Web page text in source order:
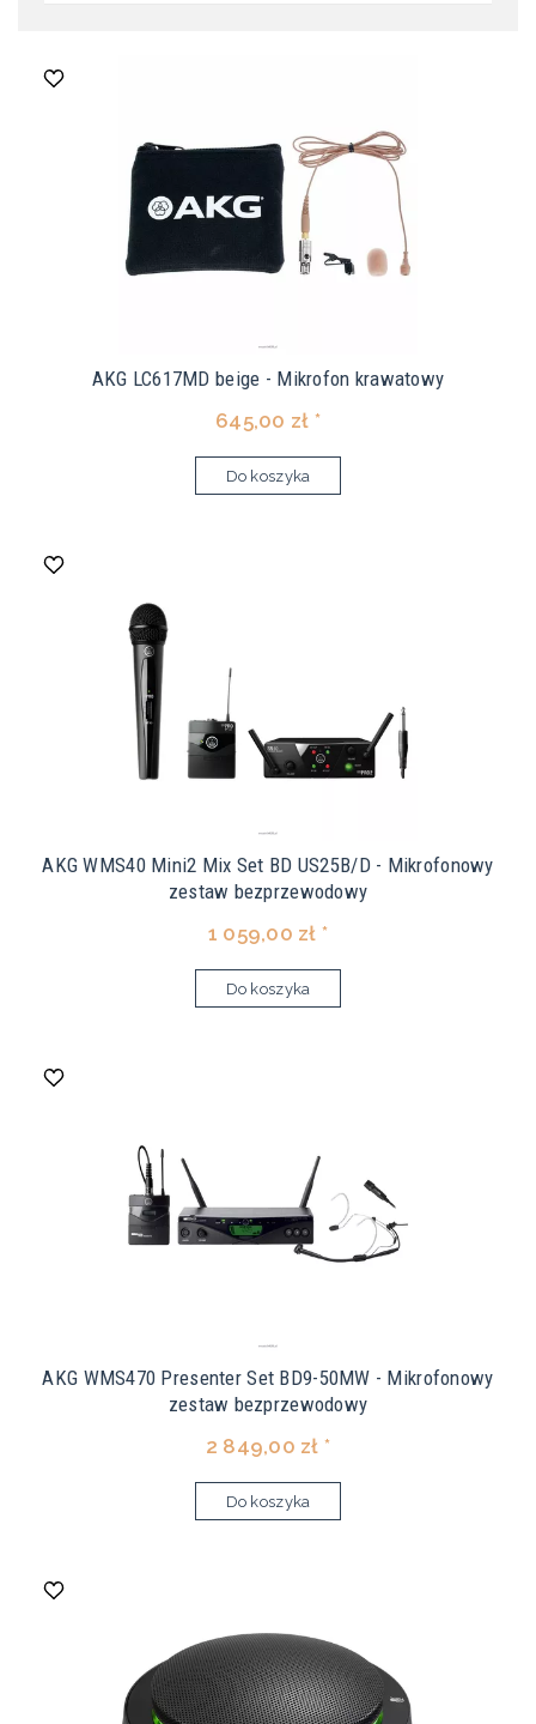
AKG LC617MD beige - Mikrofon krawatowy
645,00 zł *
Do koszyka
AKG WMS40 Mini2 Mix Set BD US25B/D - Mikrofonowy
zestaw bezprzewodowy
1 059,00 zł *
Do koszyka
AKG WMS470 Presenter Set BD9-50MW - Mikrofonowy
zestaw bezprzewodowy
2 849,00 zł *
Do koszyka